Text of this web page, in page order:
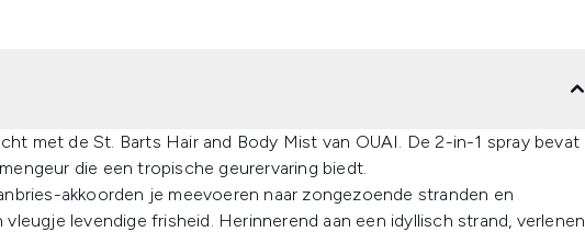
met de St. Barts Hair and Body Mist van OUAI. De 2-in-1 spray bevat
die een tropische geurervaring biedt.
akkoorden je meevoeren naar zongezoende stranden en
levendige frisheid. Herinnerend aan een idyllisch strand, verlenen